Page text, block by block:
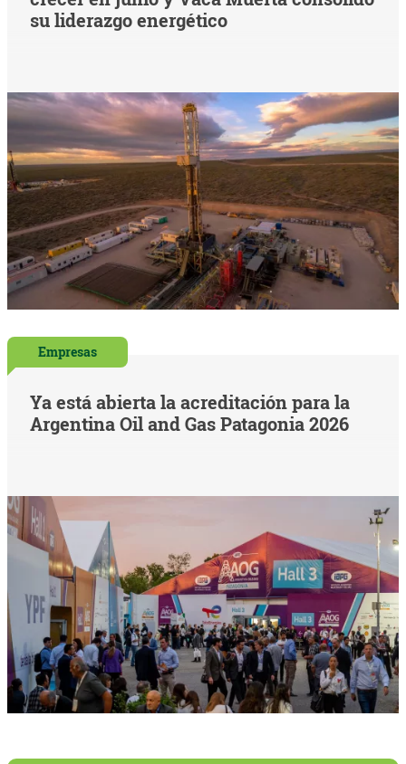
su liderazgo energético
Empresas
Ya está abierta la acreditación para la
Argentina Oil and Gas Patagonia 2026